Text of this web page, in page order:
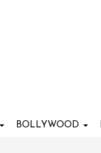
BOLLYWOOD